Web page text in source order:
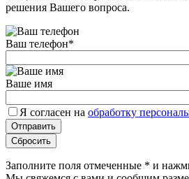
решения Вашего вопроса.
Ваш телефон*
Ваше имя
Я согласен на обработку
Заполните поля отмеченные * и